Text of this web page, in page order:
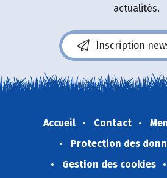
actualités.
Inscription
Accueil Contact
Protection des
Gestion des cookies